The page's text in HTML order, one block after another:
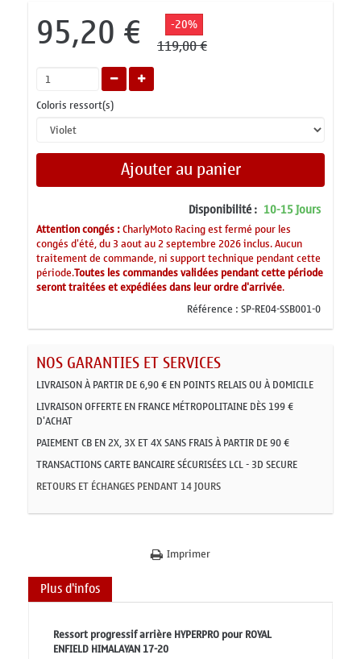
95,20 € -20%
119,00 €
Coloris ressort(s)
Ajouter au panier
Disponibilité : 10-15 Jours
Attention congés :CharlyMoto Racing est fermé pour les
congés d'été, du 3 aout au 2 septembre 2026 inclus. Aucun
traitement de commande, ni support technique pendant cette
période.Toutes les commandes validées pendant cette période
seront traitées et expédiées dans leur ordre d'arrivée.
Référence :SP-RE04-SSB001-0
NOS GARANTIES ET SERVICES
LIVRAISON À PARTIR DE 6,90 € EN POINTS RELAIS OU À DOMICILE
LIVRAISON OFFERTE EN FRANCE MÉTROPOLITAINE DÈS 199 €
D'ACHAT
PAIEMENT CB EN 2X, 3X ET 4X SANS FRAIS À PARTIR DE 90 €
TRANSACTIONS CARTE BANCAIRE SÉCURISÉES LCL - 3D SECURE
RETOURS ET ÉCHANGES PENDANT 14 JOURS
Imprimer
Plus d'infos
Ressort progressif arrière HYPERPRO pour ROYAL
ENFIELD HIMALAYAN 17-20